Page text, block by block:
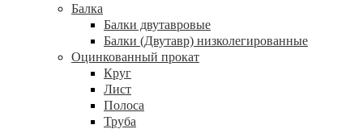
Балка
Балки двутавровые
Балки (Двутавр) низколегированные
Оцинкованный прокат
Круг
Лист
Полоса
Труба